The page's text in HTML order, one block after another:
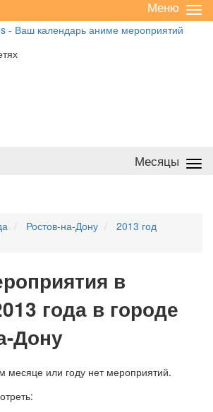
/
Меню
Месяцы
Ростов-на-Дону
2013 год
в
года в городе
Дону
месяце или году нет мероприятий.